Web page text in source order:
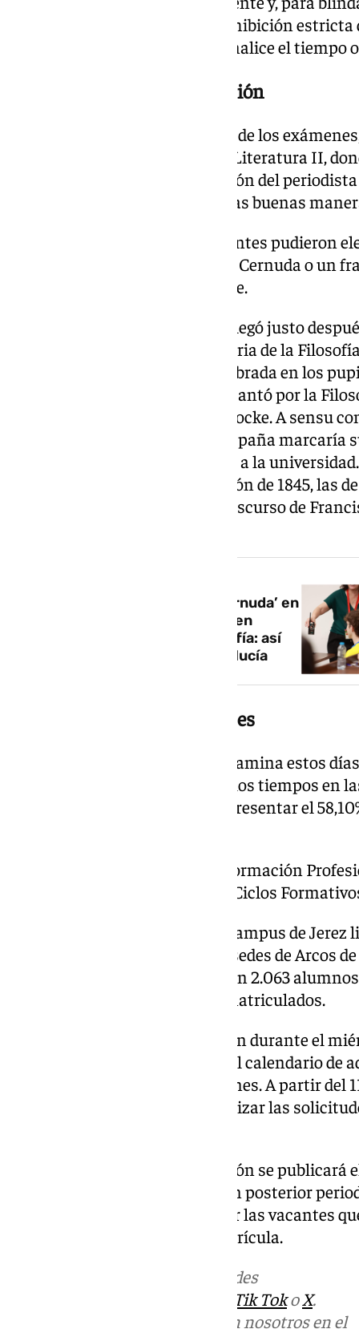
se ha estrenado también la prohibición
exámenes del aula hasta que finalice el tiempo
La filosofía en primera posición
En lo que respecta al contenido de los
prueba de Lengua Castellana y Literatura II,
trabajar sobre un texto de opinión del
País en el que reflexiona sobre las buenas
En la parte literaria, los estudiantes pudieron
Los placeres prohibidos de Luis Cernuda o un
de atrás de Carmen Martín Gaite.
La gran sorpresa de la jornada llegó justo
la Historia de España y la Historia de la
estuvo especialmente desequilibrada en los
55,48% de los estudiantes se decantó por la
de Friedrich Nietzsche o John Locke. A sensu
que el examen de Historia de España marcaría
contabilidad de notas de acceso a la
debía tomar entre la Constitución de 1845, las
la huelga general de 1917 o un discurso de
‘Los placeres prohibidos de Cernuda’ en
Lengua, un discurso de Franco en
Historia, y Nietzsche, en Filosofía: así
ha sido la Selectividad en Andalucía
Ellas 18 puntos más presentes
El perfil del alumnado que se examina estos
refleja también cómo cambian los tiempos en
siendo una clara mayoría al representar el
Además, destaca el peso de la Formación
los participantes accede desde Ciclos
Por distribución geográfica, el Campus de
2.283 estudiantes al sumar las sedes de Arcos
muy de cerca por Puerto Real con 2.063
Campo de Gibraltar con 1.380 matriculados.
Aunque las pruebas continuarán durante el
expectación se traslada ahora al calendario de
la publicación de las calificaciones. A partir del
hasta el 22 de junio para formalizar las
La esperada primera adjudicación se publicará
segunda lista el 16 de julio y a un posterior
hasta el 8 de octubre para cubrir las vacantes
renuncias o los cambios de matrícula.
en las redes
Tik TokoX.
Puedes ponerte en contacto con nosotros en el